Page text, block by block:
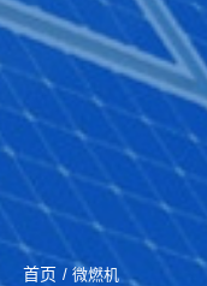
首页 / 微燃机